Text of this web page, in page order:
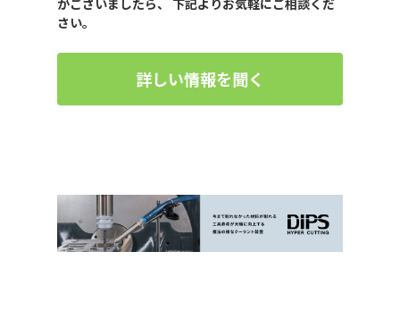
さい。
詳しい情報を聞く